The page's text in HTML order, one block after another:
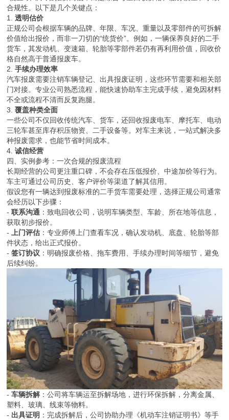
合规性。以下是几个关键点：
1.透明估价
正规公司会根据车辆的品牌、年限、车况、重量以及零部件的可拆解
价值给出报价，而非一刀切的“统货价”。例如，一辆保养良好的二手
货车，其发动机、变速箱、轮胎等零部件若仍有再利用价值，回收价
格自然高于普通报废车。
2.手续办理效率
汽车报废需要注销车辆登记、出具报废证明，这些环节需要和相关部
门对接。专业公司熟悉流程，能快速协助车主完成手续，避免因材料
不全或流程不清而反复跑腿。
3.覆盖种类全面
一些公司不仅回收传统汽车、货车，还回收报废电车、摩托车、电动
三轮车甚至库存积压物资、二手设备等。对车主来说，一站式解决多
种报废需求，也能节省时间成本。
4.诚信经营
四、实例参考：一次合规的报废流程
长期经营的公司更注重口碑，不会存在压低报价、中途加价等行为。
车主可通过公司历史、客户评价等渠道了解其信用。
假设您有一辆达到报废标准的二手货车需要处理，选择正规公司通常
会经历以下步骤：
-联系沟通 ：致电回收公司，说明车辆类型、车龄、所在地等信息，
获取初步报价。
-
上门评估 ：专业师傅上门查看车况，确认发动机、底盘、轮胎等部
件状态，给出正式报价。
-签订协议 ：明确报废价格、拖车费用、手续办理时间等细节，避免
后续纠纷。
-车辆拆解：公司将车辆运至拆解场地，进行环保拆解，分离金属、
塑料、玻璃、线束等物料。
- 出具证明 ：完成拆解后，公司协助办理《机动车注销证明书》等手